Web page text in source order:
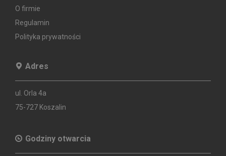
O firmie
Regulamin
Polityka prywatności
Adres
ul. Orla 4a
75-727 Koszalin
Godziny otwarcia